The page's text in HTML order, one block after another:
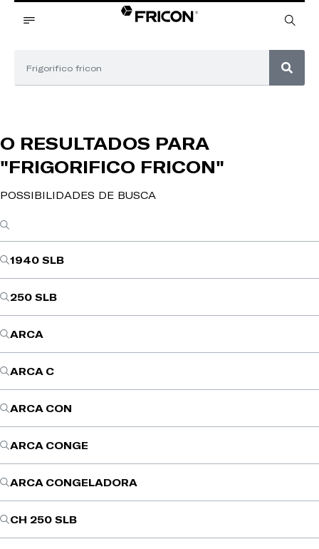
O RESULTADOS PARA
"FRIGORIFICO FRICON"
POSSIBILIDADES DE BUSCA
1940 SLB
250 SLB
ARCA
ARCA C
ARCA CON
ARCA CONGE
ARCA CONGELADORA
CH 250 SLB